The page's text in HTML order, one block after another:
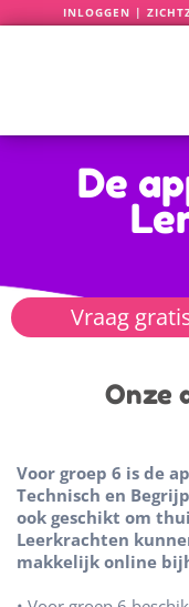
INLOGGEN |
De
Vraag
Onze
Voor groep 6 is de
Technisch en
ook geschikt om
Leerkrachten
makkelijk online